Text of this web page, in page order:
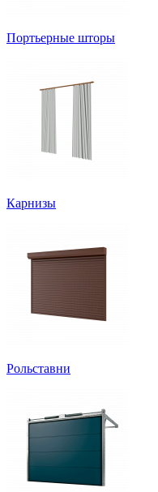
Портьерные шторы
Карнизы
Рольставни